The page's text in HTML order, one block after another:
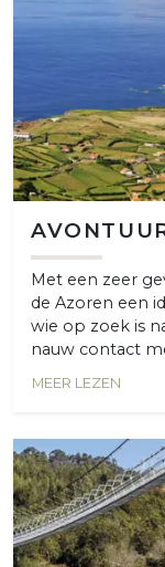
Met een zeer
de Azoren een
wie op zoek is
nauw contact
MEER LEZEN